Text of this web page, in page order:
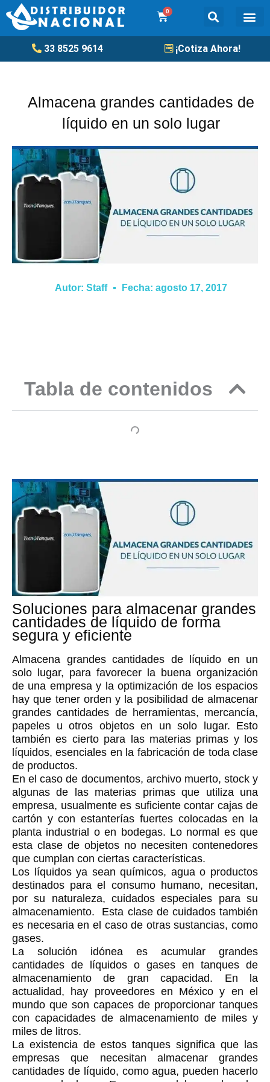
al
contenido
0
Cart
33 8525 9614 ¡Cotiza Ahora!
Almacena grandes cantidades de
líquido en un solo lugar
Autor: Staff Fecha: agosto 17, 2017
Tabla de contenidos
Soluciones para almacenar grandes
cantidades de líquido de forma
segura y eficiente
Almacena grandes cantidades de líquido en un
solo lugar, para favorecer la buena organización
de una empresa y la optimización de los espacios
hay que tener orden y la posibilidad de almacenar
grandes cantidades de herramientas, mercancía,
papeles u otros objetos en un solo lugar. Esto
también es cierto para las materias primas y los
líquidos, esenciales en la fabricación de toda clase
de productos.
En el caso de documentos, archivo muerto, stock y
algunas de las materias primas que utiliza una
empresa, usualmente es suficiente contar cajas de
cartón y con estanterías fuertes colocadas en la
planta industrial o en bodegas. Lo normal es que
esta clase de objetos no necesiten contenedores
que cumplan con ciertas características.
Los líquidos ya sean químicos, agua o productos
destinados para el consumo humano, necesitan,
por su naturaleza, cuidados especiales para su
almacenamiento. Esta clase de cuidados también
es necesaria en el caso de otras sustancias, como
gases.
La solución idónea es acumular grandes
cantidades de líquidos o gases en tanques de
almacenamiento de gran capacidad. En la
actualidad, hay proveedores en México y en el
mundo que son capaces de proporcionar tanques
con capacidades de almacenamiento de miles y
miles de litros.
La existencia de estos tanques significa que las
empresas que necesitan almacenar grandes
cantidades de líquido, como agua, pueden hacerlo